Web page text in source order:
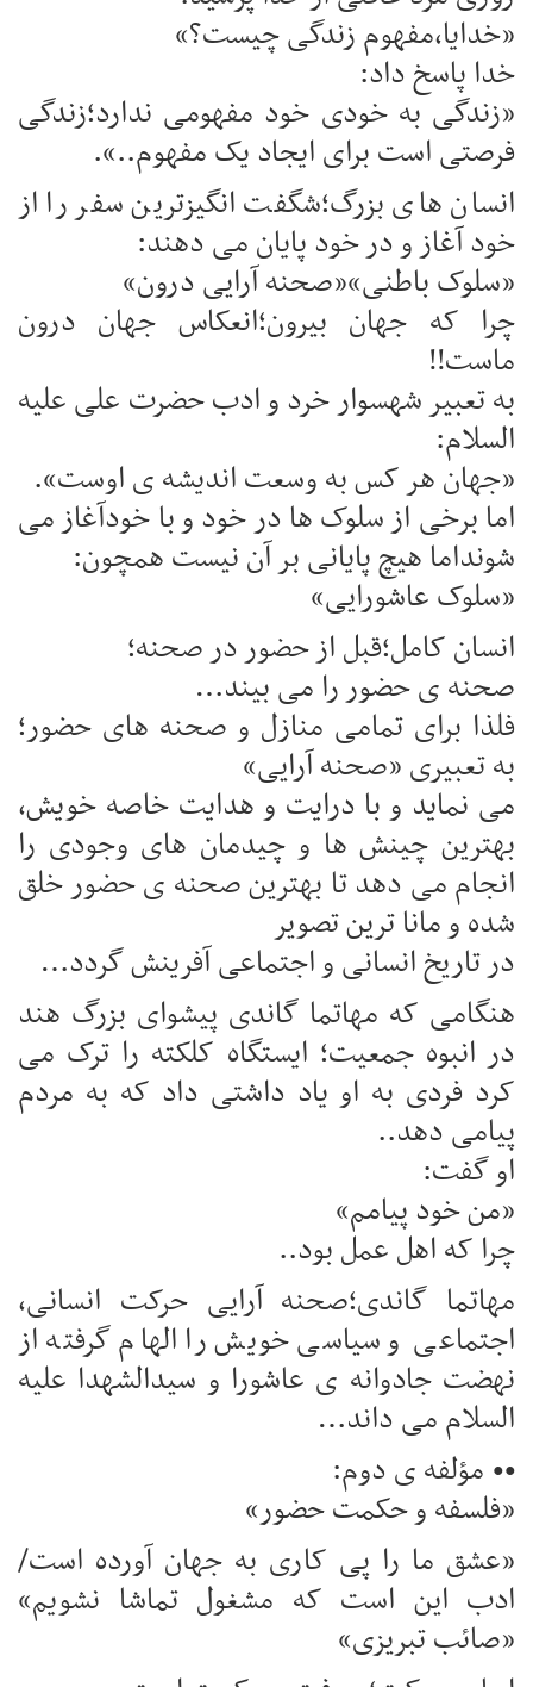
«خدایا،مفهوم زندگی چیست؟»
خدا پاسخ داد:
«زندگی به خودی خود مفهومی ندارد؛زندگی
فرصتی است برای ایجاد یک مفهوم..».
انسان های بزرگ؛شگفت انگیزترین سفر را از
خود آغاز و در خود پایان می دهند:
«سلوک باطنی»«صحنه آرایی درون»
چرا که جهان بیرون؛انعکاس جهان درون
ماست!!
به تعبیر شهسوار خرد و ادب حضرت علی علیه
السلام:
«جهان هر کس به وسعت اندیشه ی اوست».
اما برخی از سلوک ها در خود و با خودآغاز می
شونداما هیچ پایانی بر آن نیست همچون:
«سلوک عاشورایی»
انسان کامل؛قبل از حضور در صحنه؛
صحنه ی حضور را می بیند…
فلذا برای تمامی منازل و صحنه های حضور؛
به تعبیری «صحنه آرایی»
می نماید و با درایت و هدایت خاصه خویش،
بهترین چینش ها و چیدمان های وجودی را
انجام می دهد تا بهترین صحنه ی حضور خلق
شده و مانا ترین تصویر
در تاریخ انسانی و اجتماعی آفرینش گردد…
هنگامی که مهاتما گاندی پیشوای بزرگ هند
در انبوه جمعیت؛ ایستگاه کلکته را ترک می
کرد فردی به او یاد داشتی داد که به مردم
پیامی دهد..
او گفت:
«من خود پیامم»
چرا که اهل عمل بود..
مهاتما گاندی؛صحنه آرایی حرکت انسانی،
اجتماعی و سیاسی خویش را الهام گرفته از
نهضت جادوانه ی عاشورا و سیدالشهدا علیه
السلام می داند…
•• مؤلفه ی دوم:
«فلسفه و حکمت حضور»
«عشق ما را پی کاری به جهان آورده است/
ادب این است که مشغول تماشا نشویم»
«صائب تبریزی»